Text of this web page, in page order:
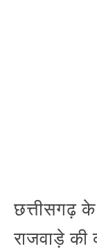
छत्तीसगढ़
राजवाड़े की